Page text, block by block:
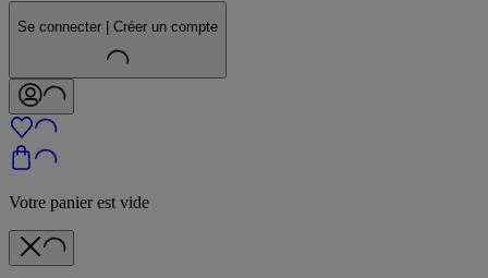
Se connecter | Créer un compte
Votre panier est vide